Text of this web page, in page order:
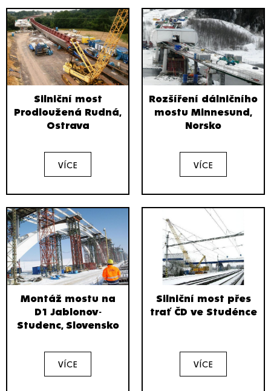
Silniční most
Prodloužená Rudná,
Ostrava
VÍCE
Rozšíření dálničního
mostu Minnesund,
Norsko
VÍCE
Montáž mostu na
D1 Jablonov-
Studenc, Slovensko
VÍCE
Silniční most přes
trať ČD ve Studénce
VÍCE